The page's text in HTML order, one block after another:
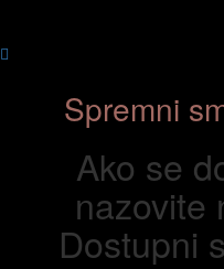
Spremni
Ako se
nazovite
Dostupni